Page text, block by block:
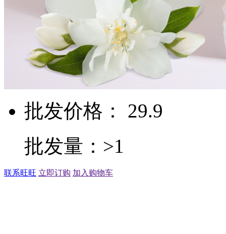
批发价格： 29.9
批发量：>1
联系旺旺 立即订购 加入购物车